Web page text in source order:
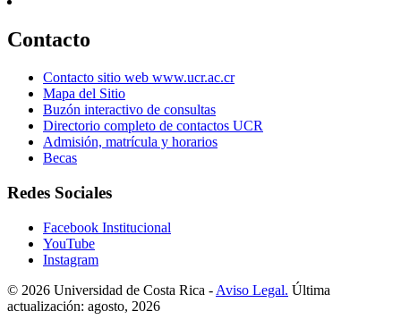
Contacto
Contacto sitio web www.ucr.ac.cr
Mapa del Sitio
Buzón interactivo de consultas
Directorio completo de contactos UCR
Admisión, matrícula y horarios
Becas
Redes Sociales
Facebook Institucional
YouTube
Instagram
© 2026 Universidad de Costa Rica - Aviso Legal. Última
actualización: agosto, 2026